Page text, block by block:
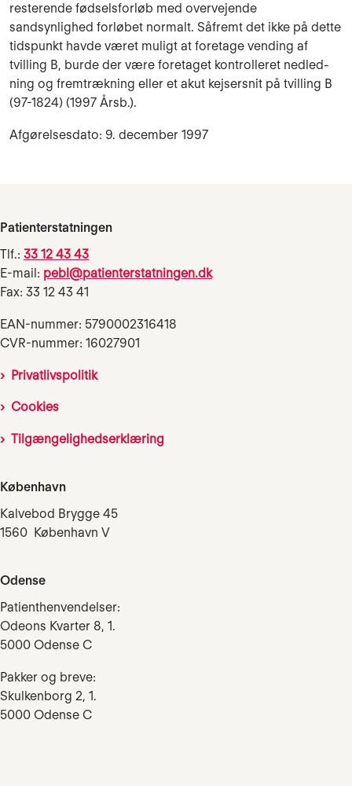
resterende fødselsforløb med overvejende
sandsynlighed forløbet normalt. Såfremt det ikke på dette
tidspunkt havde været muligt at foretage vending af
tvilling B, burde der være foretaget kontrolleret nedled­
ning og fremtrækning eller et akut kejsersnit på tvilling B
(97-1824) (1997 Årsb.).
Afgørelsesdato: 9. december 1997
Patienterstatningen
Tlf.: 33 12 43 43
E-mail: pebl@patienterstatningen.dk
Fax: 33 12 43 41
EAN-nummer: 5790002316418
CVR-nummer: 16027901
Privatlivspolitik
Cookies
Tilgængelighedserklæring
København
Kalvebod Brygge 45
1560 København V
Odense
Patienthenvendelser:
Odeons Kvarter 8, 1.
5000 Odense C
Pakker og breve:
Skulkenborg 2, 1.
5000 Odense C